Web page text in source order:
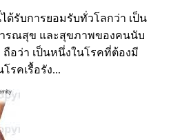
ด้รับการยอมรับทั่วโลกว่า เป็น
รณสุข และสุขภาพของคนนับ
อว่า เป็นหนึ่งในโรคที่ต้องมี
รคเรื้อรัง...